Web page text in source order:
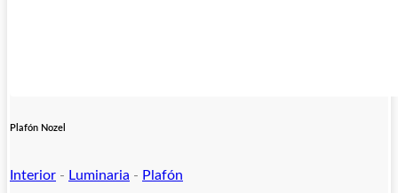
Plafón Nozel
Interior - Luminaria - Plafón